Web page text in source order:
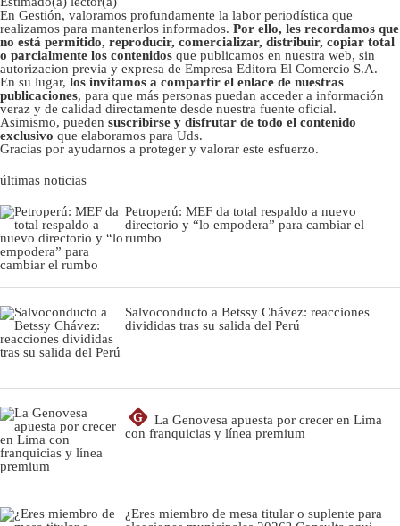
En Gestión, valoramos profundamente la labor periodística que
realizamos para mantenerlos informados. Por ello, les recordamos que
no está permitido, reproducir, comercializar, distribuir, copiar total
o parcialmente los contenidos que publicamos en nuestra web, sin
autorizacion previa y expresa de Empresa Editora El Comercio S.A.
En su lugar, los invitamos a compartir el enlace de nuestras
publicaciones, para que más personas puedan acceder a información
veraz y de calidad directamente desde nuestra fuente oficial.
Asimismo, pueden suscribirse y disfrutar de todo el contenido
exclusivo que elaboramos para Uds.
Gracias por ayudarnos a proteger y valorar este esfuerzo.
últimas noticias
Petroperú: MEF da total respaldo a nuevo
directorio y “lo empodera” para cambiar el
rumbo
Salvoconducto a Betssy Chávez: reacciones
divididas tras su salida del Perú
G
La Genovesa apuesta por crecer en Lima
con franquicias y línea premium
¿Eres miembro de mesa titular o suplente para